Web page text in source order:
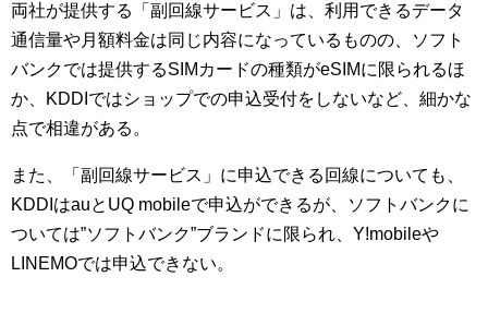
両社が提供する「副回線サービス」は、利用できるデータ
通信量や月額料金は同じ内容になっているものの、ソフト
バンクでは提供するSIMカードの種類がeSIMに限られるほ
か、KDDIではショップでの申込受付をしないなど、細かな
点で相違がある。
また、「副回線サービス」に申込できる回線についても、
KDDIはauとUQ mobileで申込ができるが、ソフトバンクに
ついては”ソフトバンク”ブランドに限られ、Y!mobileや
LINEMOでは申込できない。